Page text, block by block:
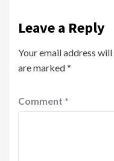
Leave a Reply
Your email address
are marked*
Comment *